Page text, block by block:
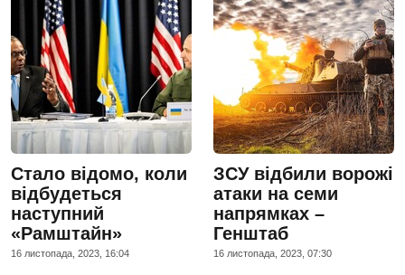
Стало відомо, коли
відбудеться
наступний
«Рамштайн»
16 листопада, 2023, 16:04
ЗСУ відбили ворожі
атаки на семи
напрямках –
Генштаб
16 листопада, 2023, 07:30